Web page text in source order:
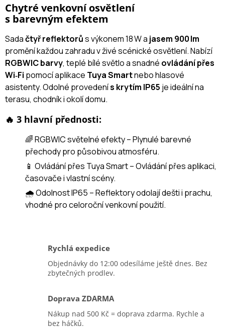
Chytré venkovní osvětlení
s barevným efektem
Sadačtyř reflektorůs výkonem 18 W a jasem 900 lm
promění každou zahradu v živé scénické osvětlení. Nabízí
RGBWIC barvy, teplé bílé světlo a snadné ovládání přes
Wi‑Fi pomocí aplikace Tuya Smartnebo hlasové
asistenty. Odolné provedenís krytím IP65 je ideální na
terasu, chodník i okolí domu.
🔥 3 hlavní přednosti:
🌈 RGBWIC světelné efekty – Plynulé barevné
přechody pro působivou atmosféru.
📱 Ovládání přes Tuya Smart – Ovládání přes aplikaci,
časovače i vlastní scény.
🌧️ Odolnost IP65 – Reflektory odolají dešti i prachu,
vhodné pro celoroční venkovní použití.
Rychlá expedice
Objednávky do 12:00 odesíláme ještě dnes. Bez
zbytečných prodlev.
Doprava ZDARMA
Nákup nad 500 Kč = doprava zdarma. Rychle a
bez háčků.